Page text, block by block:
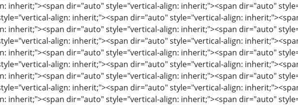
inherit;"><span dir="auto" style="vertical-align: inherit;"><span dir="auto"
align: inherit;"><span dir="auto" style="vertical-align:
inherit;"><span dir="auto" style="vertical-align: inherit;"><span dir="auto"
align: inherit;"><span dir="auto" style="vertical-align:
inherit;"><span dir="auto" style="vertical-align: inherit;"><span dir="auto"
align: inherit;"><span dir="auto" style="vertical-align:
inherit;"><span dir="auto" style="vertical-align: inherit;"><span dir="auto"
align: inherit;"><span dir="auto" style="vertical-align:
inherit;"><span dir="auto" style="vertical-align: inherit;"><span dir="auto"